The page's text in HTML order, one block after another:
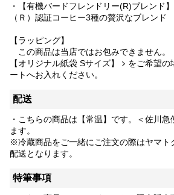
・
【有機バードフレンドリー(R)ブレンド】
（Ｒ）認証コーヒー3種の贅沢なブレンド
【ラッピング】
この商品は当店ではお包みできません。
【オリジナル紙袋 Sサイズ】
をご希望の
ートへお入れください。
配送
・こちらの商品は【常温】です。＜佐川
ます。
※冷蔵商品をご一緒にご注文の際はヤマト
配送となります。
特筆事項